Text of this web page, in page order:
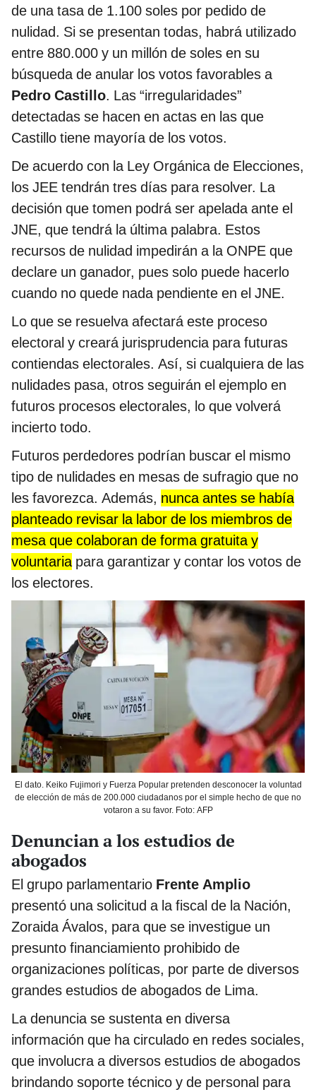
de una tasa de 1.100 soles por pedido de
nulidad. Si se presentan todas, habrá utilizado
entre 880.000 y un millón de soles en su
búsqueda de anular los votos favorables a
Pedro Castillo. Las “irregularidades”
detectadas se hacen en actas en las que
Castillo tiene mayoría de los votos.
De acuerdo con la Ley Orgánica de Elecciones,
los JEE tendrán tres días para resolver. La
decisión que tomen podrá ser apelada ante el
JNE, que tendrá la última palabra. Estos
recursos de nulidad impedirán a la ONPE que
declare un ganador, pues solo puede hacerlo
cuando no quede nada pendiente en el JNE.
Lo que se resuelva afectará este proceso
electoral y creará jurisprudencia para futuras
contiendas electorales. Así, si cualquiera de las
nulidades pasa, otros seguirán el ejemplo en
futuros procesos electorales, lo que volverá
incierto todo.
Futuros perdedores podrían buscar el mismo
tipo de nulidades en mesas de sufragio que no
les favorezca. Además, nunca antes se había
planteado revisar la labor de los miembros de
mesa que colaboran de forma gratuita y
voluntaria para garantizar y contar los votos de
los electores.
El dato. Keiko Fujimori y Fuerza Popular pretenden desconocer la voluntad
de elección de más de 200.000 ciudadanos por el simple hecho de que no
votaron a su favor. Foto: AFP
Denuncian a los estudios de
abogados
El grupo parlamentario Frente Amplio
presentó una solicitud a la fiscal de la Nación,
Zoraida Ávalos, para que se investigue un
presunto financiamiento prohibido de
organizaciones políticas, por parte de diversos
grandes estudios de abogados de Lima.
La denuncia se sustenta en diversa
información que ha circulado en redes sociales,
que involucra a diversos estudios de abogados
brindando soporte técnico y de personal para